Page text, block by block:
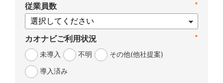
*
従業員数
*
カオナビご利用状況
未導入 不明
その他(他社提案)
導入済み